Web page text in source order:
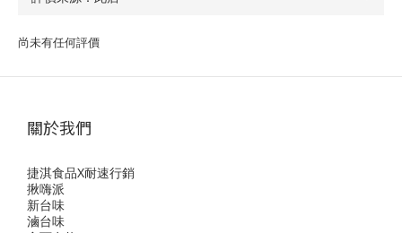
尚未有任何評價
關於我們
捷淇食品X耐速行銷
揪嗨派
新台味
滷台味